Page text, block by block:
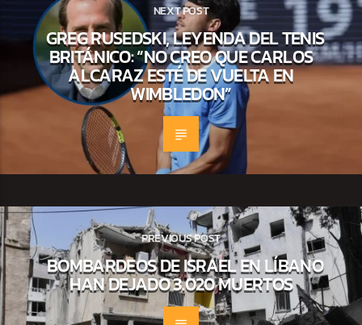
NEXT POST
GREG RUSEDSKI, LEYENDA DEL TENIS
BRITÁNICO: “NO CREO QUE CARLOS
ALCARAZ ESTÉ DE VUELTA EN
WIMBLEDON”
PREVIOUS POST
BOMBARDEOS DE ISRAEL EN LÍBANO
HAN DEJADO 3.020 MUERTOS